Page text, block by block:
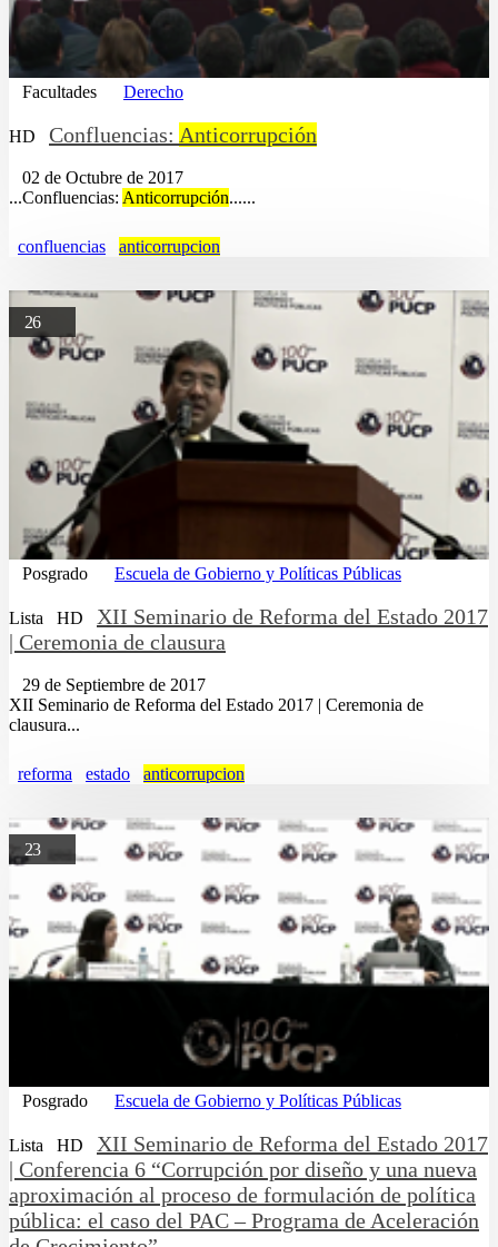
Facultades Derecho
HD Confluencias: Anticorrupción
02 de Octubre de 2017
...Confluencias: Anticorrupción......
confluencias anticorrupcion
26
Posgrado Escuela de Gobierno y Políticas Públicas
Lista HD
XII Seminario de Reforma del Estado 2017
| Ceremonia de clausura
29 de Septiembre de 2017
XII Seminario de Reforma del Estado 2017 | Ceremonia de
clausura...
reforma estado anticorrupcion
23
Posgrado Escuela de Gobierno y Políticas Públicas
Lista HD
XII Seminario de Reforma del Estado 2017
| Conferencia 6 “Corrupción por diseño y una nueva
aproximación al proceso de formulación de política
pública: el caso del PAC – Programa de Aceleración